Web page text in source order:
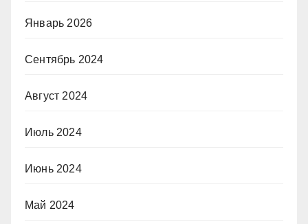
Январь 2026
Сентябрь 2024
Август 2024
Июль 2024
Июнь 2024
Май 2024